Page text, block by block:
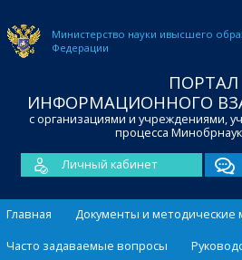
Министерство науки ивысшего
Федерации
ПОРТАЛ
ИНФОРМАЦИОННОГО
с организациями и учреждениями,
процесса
Личный кабинет
Главная
Документы и методические
Часто задаваемые вопросы